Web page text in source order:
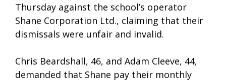
Thursday against the school’s operator
Shane Corporation Ltd., claiming that their
dismissals were unfair and invalid.
Chris Beardshall, 46, and Adam Cleeve, 44,
demanded that Shane pay their monthly